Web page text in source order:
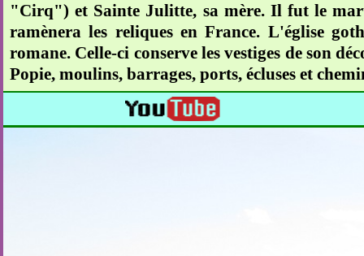
"Cirq") et Sainte Julitte, sa mère. Il fut le
ramènera les reliques en France. L'église
romane. Celle-ci conserve les vestiges de son
Popie, moulins, barrages, ports, écluses et